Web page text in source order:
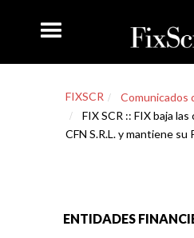
FIXSCR
Comunicados
FIX SCR :: FIX baja
CFN S.R.L. y mantiene
ENTIDADES